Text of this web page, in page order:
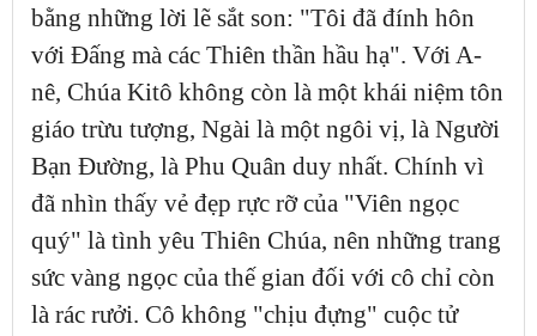
bằng những lời lẽ sắt son: "Tôi đã đính hôn
với Đấng mà các Thiên thần hầu hạ". Với A-
nê, Chúa Kitô không còn là một khái niệm tôn
giáo trừu tượng, Ngài là một ngôi vị, là Người
Bạn Đường, là Phu Quân duy nhất. Chính vì
đã nhìn thấy vẻ đẹp rực rỡ của "Viên ngọc
quý" là tình yêu Thiên Chúa, nên những trang
sức vàng ngọc của thế gian đối với cô chỉ còn
là rác rưởi. Cô không "chịu đựng" cuộc tử